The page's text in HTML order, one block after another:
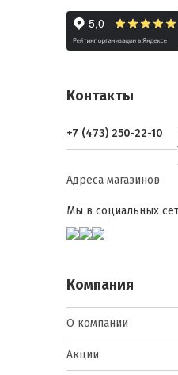
Контакты
+7 (473) 250-22-10
Адреса магазинов
Мы в социальных
Компания
О компании
Акции